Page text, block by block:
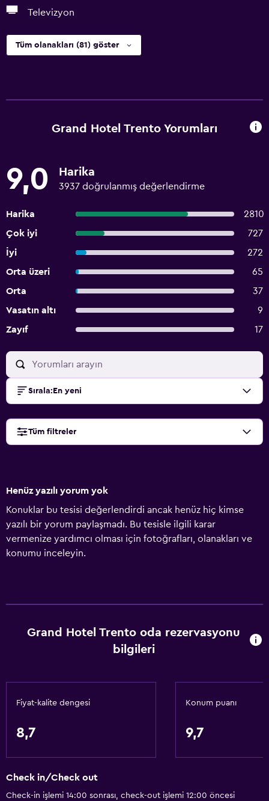
Televizyon
Tüm olanakları (81) göster
Grand Hotel Trento Yorumları
9,0 Harika
3937 doğrulanmış değerlendirme
Harika
2810
Çok iyi
727
İyi
272
Orta üzeri
65
Orta
37
Vasatın altı
9
Zayıf
17
Sırala: En yeni
Tüm filtreler
Henüz yazılı yorum yok
Konuklar bu tesisi değerlendirdi ancak henüz hiç kimse
yazılı bir yorum paylaşmadı. Bu tesisle ilgili karar
vermenize yardımcı olması için fotoğrafları, olanakları ve
konumu inceleyin.
Grand Hotel Trento oda rezervasyonu
bilgileri
Fiyat-kalite dengesi
8,7
Konum puanı
9,7
Check in/Check out
Check-in işlemi 14:00 sonrası, check-out işlemi 12:00 öncesi